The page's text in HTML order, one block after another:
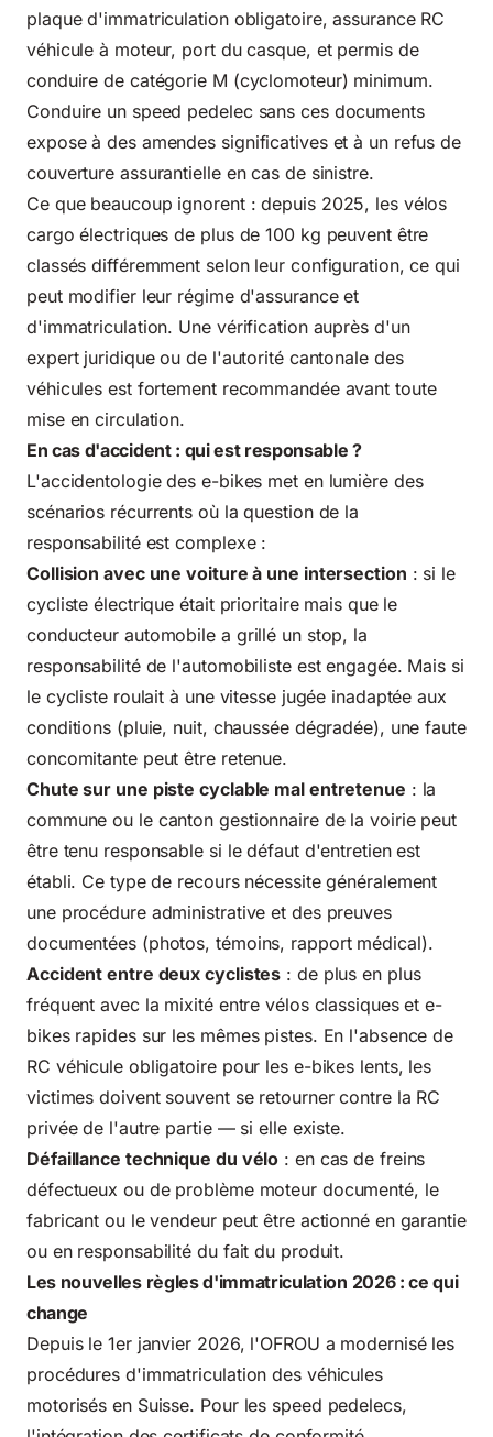
plaque d'immatriculation obligatoire, assurance RC
véhicule à moteur, port du casque, et permis de
conduire de catégorie M (cyclomoteur) minimum.
Conduire un speed pedelec sans ces documents
expose à des amendes significatives et à un refus de
couverture assurantielle en cas de sinistre.
Ce que beaucoup ignorent : depuis 2025, les vélos
cargo électriques de plus de 100 kg peuvent être
classés différemment selon leur configuration, ce qui
peut modifier leur régime d'assurance et
d'immatriculation. Une vérification auprès d'un
expert juridique ou de l'autorité cantonale des
véhicules est fortement recommandée avant toute
mise en circulation.
En cas d'accident : qui est responsable ?
L'accidentologie des e-bikes met en lumière des
scénarios récurrents où la question de la
responsabilité est complexe :
Collision avec une voiture à une intersection : si le
cycliste électrique était prioritaire mais que le
conducteur automobile a grillé un stop, la
responsabilité de l'automobiliste est engagée. Mais si
le cycliste roulait à une vitesse jugée inadaptée aux
conditions (pluie, nuit, chaussée dégradée), une faute
concomitante peut être retenue.
Chute sur une piste cyclable mal entretenue : la
commune ou le canton gestionnaire de la voirie peut
être tenu responsable si le défaut d'entretien est
établi. Ce type de recours nécessite généralement
une procédure administrative et des preuves
documentées (photos, témoins, rapport médical).
Accident entre deux cyclistes : de plus en plus
fréquent avec la mixité entre vélos classiques et e-
bikes rapides sur les mêmes pistes. En l'absence de
RC véhicule obligatoire pour les e-bikes lents, les
victimes doivent souvent se retourner contre la RC
privée de l'autre partie — si elle existe.
Défaillance technique du vélo : en cas de freins
défectueux ou de problème moteur documenté, le
fabricant ou le vendeur peut être actionné en garantie
ou en responsabilité du fait du produit.
Les nouvelles règles d'immatriculation 2026 : ce qui
change
Depuis le 1er janvier 2026, l'OFROU a modernisé les
procédures d'immatriculation des véhicules
motorisés en Suisse. Pour les speed pedelecs,